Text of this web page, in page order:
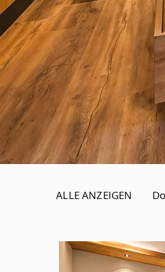
ALLE ANZEIGEN